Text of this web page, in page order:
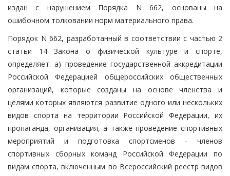
издан с нарушением Порядка N 662, основаны на
ошибочном толковании норм материального права.
Порядок N 662, разработанный в соответствии с частью 2
статьи 14 Закона о физической культуре и спорте,
определяет: а) проведение государственной аккредитации
Российской Федерацией общероссийских общественных
организаций, которые созданы на основе членства и
целями которых являются развитие одного или нескольких
видов спорта на территории Российской Федерации, их
пропаганда, организация, а также проведение спортивных
мероприятий и подготовка спортсменов - членов
спортивных сборных команд Российской Федерации по
видам спорта, включенным во Всероссийский реестр видов